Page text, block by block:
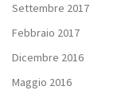
Settembre 2017
Febbraio 2017
Dicembre 2016
Maggio 2016